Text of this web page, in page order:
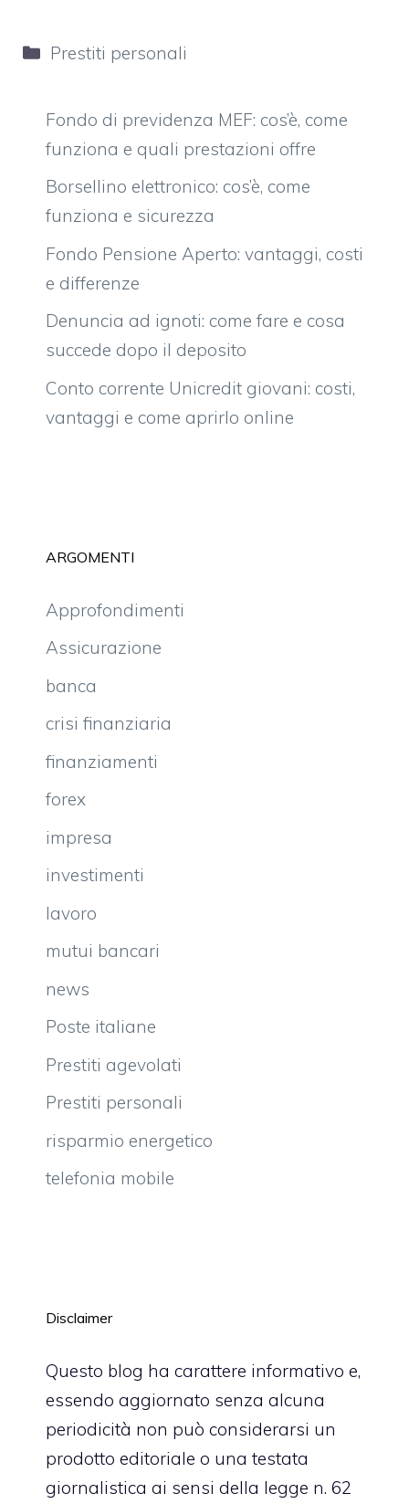
Categorie
Prestiti personali
Fondo di previdenza MEF: cos’è, come
funziona e quali prestazioni offre
Borsellino elettronico: cos’è, come
funziona e sicurezza
Fondo Pensione Aperto: vantaggi, costi
e differenze
Denuncia ad ignoti: come fare e cosa
succede dopo il deposito
Conto corrente Unicredit giovani: costi,
vantaggi e come aprirlo online
ARGOMENTI
Approfondimenti
Assicurazione
banca
crisi finanziaria
finanziamenti
forex
impresa
investimenti
lavoro
mutui bancari
news
Poste italiane
Prestiti agevolati
Prestiti personali
risparmio energetico
telefonia mobile
Disclaimer
Questo blog ha carattere informativo e,
essendo aggiornato senza alcuna
periodicità non può considerarsi un
prodotto editoriale o una testata
giornalistica ai sensi della legge n. 62